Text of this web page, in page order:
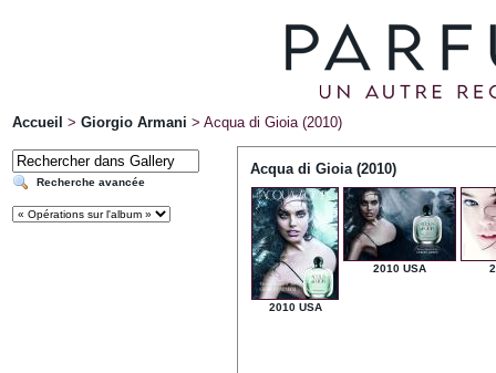
Accueil > Giorgio Armani > Acqua di Gioia (2010)
Recherche avancée
Acqua di Gioia (2010)
2010 USA
2010 USA